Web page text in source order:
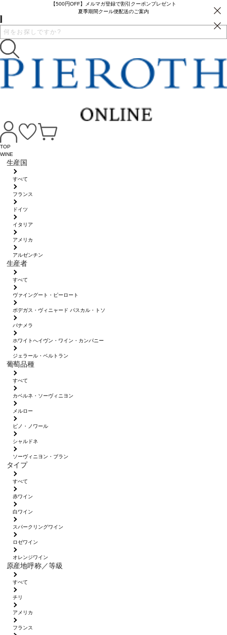
【500円OFF】メルマガ登録で割引クーポンプレゼント
夏季期間クール便配送のご案内
TOP
WINE
生産国
すべて
フランス
ドイツ
イタリア
アメリカ
アルゼンチン
生産者
すべて
ヴァイングート・ピーロート
ボデガス・ヴィニャード パスカル・トソ
パナメラ
ホワイトへイヴン・ワイン・カンパニー
ジェラール・ベルトラン
葡萄品種
すべて
カベルネ・ソーヴィニヨン
メルロー
ピノ・ノワール
シャルドネ
ソーヴィニヨン・ブラン
タイプ
すべて
赤ワイン
白ワイン
スパークリングワイン
ロゼワイン
オレンジワイン
原産地呼称／等級
すべて
チリ
アメリカ
フランス